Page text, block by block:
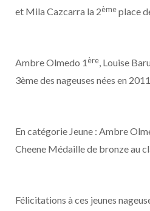
et Mila Cazcarra la 2èmeplace
Ambre Olmedo 1ère, Louise
3ème des nageuses nées en
En catégorie Jeune : Ambre
Cheene Médaille de bronze au
Félicitations à ces jeunes